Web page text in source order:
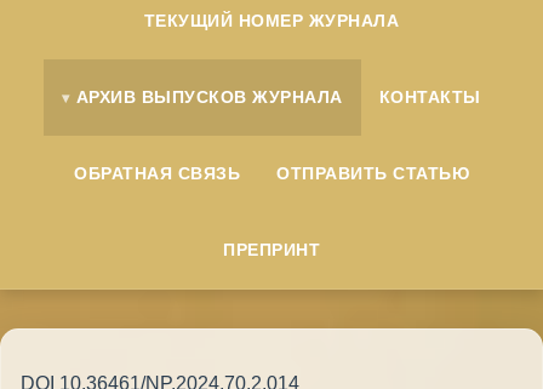
ТЕКУЩИЙ НОМЕР ЖУРНАЛА
АРХИВ ВЫПУСКОВ ЖУРНАЛА КОНТАКТЫ
ОБРАТНАЯ СВЯЗЬ ОТПРАВИТЬ СТАТЬЮ
ПРЕПРИНТ
DOI 10.36461/NP.2024.70.2.014